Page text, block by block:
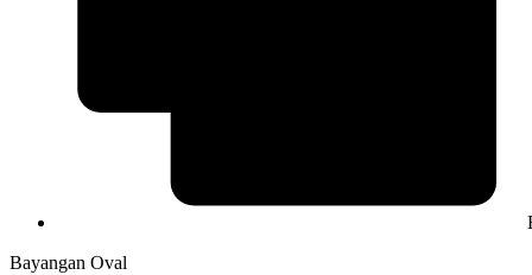
Bayangan Oval